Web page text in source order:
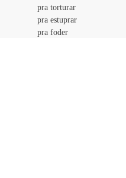
				pra torturar
				pra estuprar
				pra foder